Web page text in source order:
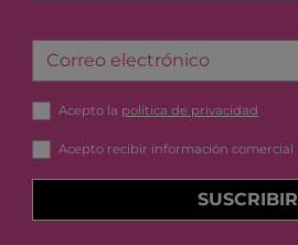
Correo electrónico
Acepto la política de privacidad
Acepto recibir información comercial
SUSCRIBIR